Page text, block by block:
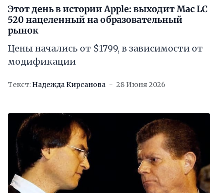
Этот день в истории Apple: выходит Mac LC
520 нацеленный на образовательный
рынок
Цены начались от $1799, в зависимости от
модификации
Текст: Надежда Кирсанова 28 Июня 2026